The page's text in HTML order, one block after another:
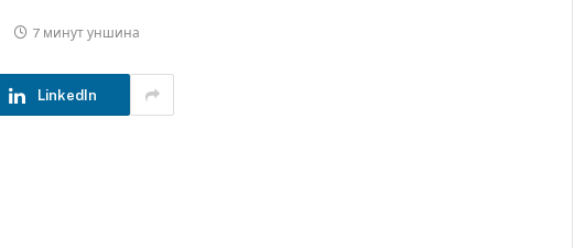
7 минут уншина
LinkedIn